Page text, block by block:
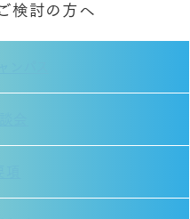
検討の方へ
パス
会